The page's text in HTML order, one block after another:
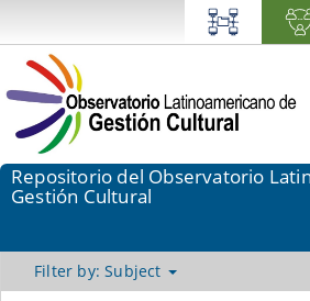
Repositorio del Observatorio
Gestión Cultural
Filter by: Subject